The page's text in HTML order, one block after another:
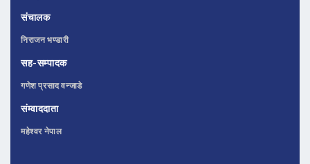
संचालक
निराजन भण्डारी
सह-सम्पादक
गणेश प्रसाद वन्जाडे
संम्वाददाता
महेश्वर नेपाल